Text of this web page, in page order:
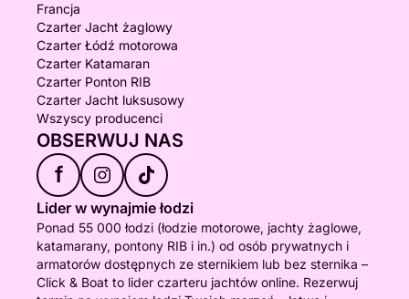
Francja
Czarter Jacht żaglowy
Czarter Łódź motorowa
Czarter Katamaran
Czarter Ponton RIB
Czarter Jacht luksusowy
Wszyscy producenci
OBSERWUJ NAS
f
Lider w wynajmie łodzi
Ponad 55 000 łodzi (łodzie motorowe, jachty żaglowe,
katamarany, pontony RIB i in.) od osób prywatnych i
armatorów dostępnych ze sternikiem lub bez sternika –
Click & Boat to lider czarteru jachtów online. Rezerwuj